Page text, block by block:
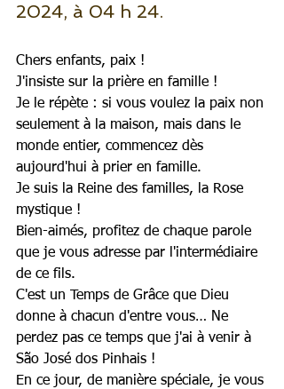
2024, à 04 h 24.
Chers enfants, paix !
J'insiste sur la prière en famille !
Je le répète : si vous voulez la paix non
seulement à la maison, mais dans le
monde entier, commencez dès
aujourd'hui à prier en famille.
Je suis la Reine des familles, la Rose
mystique !
Bien-aimés, profitez de chaque parole
que je vous adresse par l'intermédiaire
de ce fils.
C'est un Temps de Grâce que Dieu
donne à chacun d'entre vous… Ne
perdez pas ce temps que j'ai à venir à
São José dos Pinhais !
En ce jour, de manière spéciale, je vous